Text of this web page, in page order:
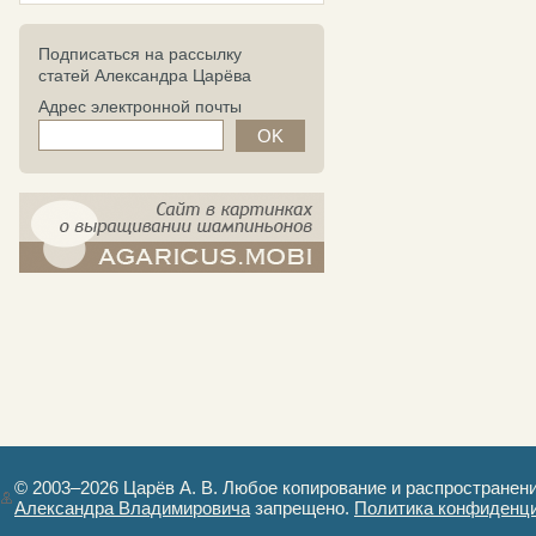
Подписаться на рассылку
статей Александра Царёва
Адрес электронной почты
© 2003–2026 Царёв А. В. Любое копирование и
Александра Владимировича запрещено. Политика
Авторизация